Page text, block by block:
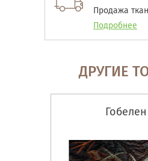
Продажа
Подробнее
ДРУГИЕ
Гобелен